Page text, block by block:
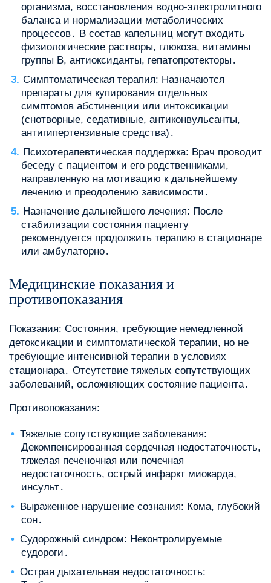
организма, восстановления водно-электролитного
баланса и нормализации метаболических
процессов․ В состав капельниц могут входить
физиологические растворы, глюкоза, витамины
группы B, антиоксиданты, гепатопротекторы․
Симптоматическая терапия: Назначаются
препараты для купирования отдельных
симптомов абстиненции или интоксикации
(снотворные, седативные, антиконвульсанты,
антигипертензивные средства)․
Психотерапевтическая поддержка: Врач проводит
беседу с пациентом и его родственниками,
направленную на мотивацию к дальнейшему
лечению и преодолению зависимости․
Назначение дальнейшего лечения: После
стабилизации состояния пациенту
рекомендуется продолжить терапию в стационаре
или амбулаторно․
Медицинские показания и
противопоказания
Показания: Состояния, требующие немедленной
детоксикации и симптоматической терапии, но не
требующие интенсивной терапии в условиях
стационара․ Отсутствие тяжелых сопутствующих
заболеваний, осложняющих состояние пациента․
Противопоказания:
Тяжелые сопутствующие заболевания:
Декомпенсированная сердечная недостаточность,
тяжелая печеночная или почечная
недостаточность, острый инфаркт миокарда,
инсульт․
Выраженное нарушение сознания: Кома, глубокий
сон․
Судорожный синдром: Неконтролируемые
судороги․
Острая дыхательная недостаточность: